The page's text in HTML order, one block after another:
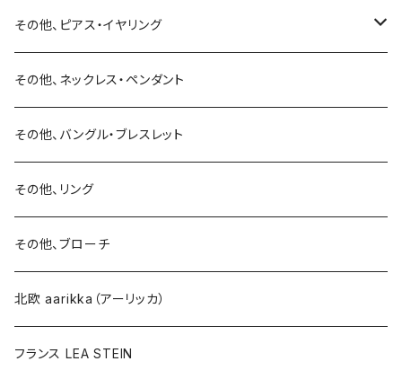
バングル・ブレスレット
リング
15号以上
ピアス
イヤリング
ブローチ
その他
ピアス・イヤリング
リング
バングル・ブレスレット
ブローチ
ネックレス
その他、ピアス・イヤリング
ピアス
イヤリング
その他、ネックレス・ペンダント
その他、バングル・ブレスレット
その他、リング
その他、ブローチ
北欧 aarikka（アーリッカ）
フランス LEA STEIN